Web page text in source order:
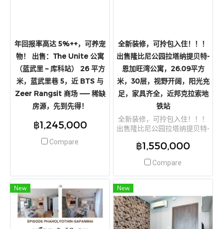
年回报率高达 5%++，可养宠
物！ 出售：The Unite 公寓
（蓝武里 – 库科站） 26 平方
米，蓝武里巷 5，近 BTS 与
Zeer Rangsit 商场 —— 稀缺
房源，先到先得！
฿1,245,000
Compare
全新装修，可拎包入住！！！
出售隆比尼公园拉塔纳提贝特-
恩加旺湾公寓，26.09平方
米，30层，视野开阔，阳光充
足，家具齐全，近邦克拉索地
铁站
全新装修，可拎包入住！！！
出售隆比尼公园拉塔纳提贝特-
30层，视野开阔，阳光充足，
฿1,550,000
Compare
New New